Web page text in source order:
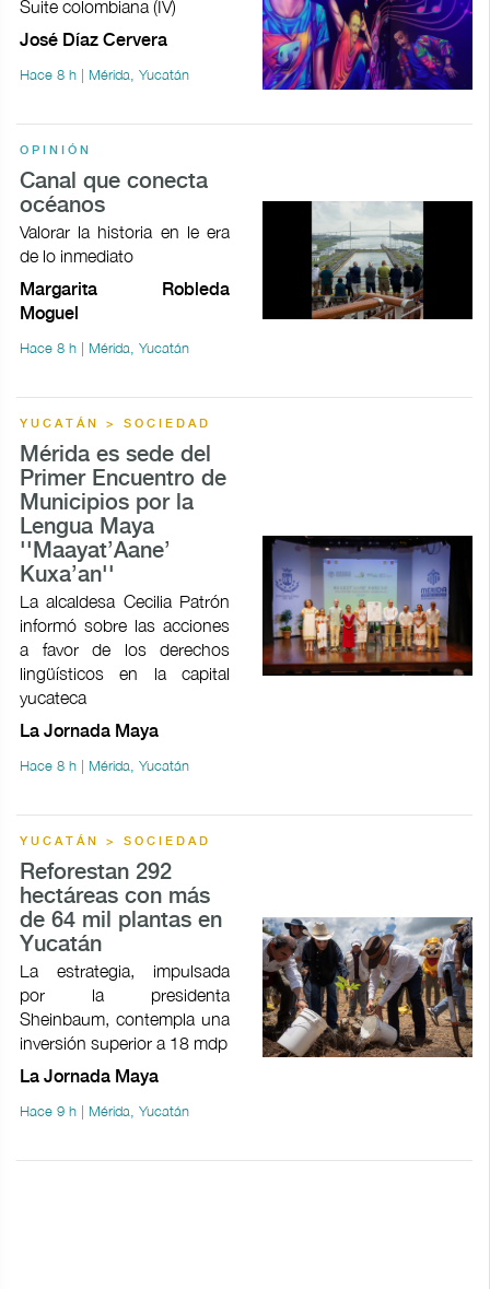
Suite colombiana (IV)
José Díaz Cervera
Hace 8 h | Mérida, Yucatán
OPINIÓN
Canal que conecta
océanos
Valorar la historia en le era
de lo inmediato
Margarita Robleda
Moguel
Hace 8 h | Mérida, Yucatán
YUCATÁN > SOCIEDAD
Mérida es sede del
Primer Encuentro de
Municipios por la
Lengua Maya
''Maayat’Aane’
Kuxa’an''
La alcaldesa Cecilia Patrón
informó sobre las acciones
a favor de los derechos
lingüísticos en la capital
yucateca
La Jornada Maya
Hace 8 h | Mérida, Yucatán
YUCATÁN > SOCIEDAD
Reforestan 292
hectáreas con más
de 64 mil plantas en
Yucatán
La estrategia, impulsada
por la presidenta
Sheinbaum, contempla una
inversión superior a 18 mdp
La Jornada Maya
Hace 9 h | Mérida, Yucatán